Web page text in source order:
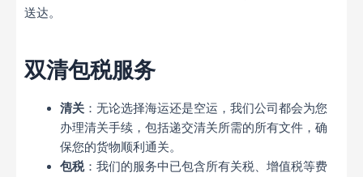
送达。
双清包税服务
清关：无论选择海运还是空运，我们公司都会为您
办理清关手续，包括递交清关所需的所有文件，确
保您的货物顺利通关。
包税：我们的服务中已包含所有关税、增值税等费